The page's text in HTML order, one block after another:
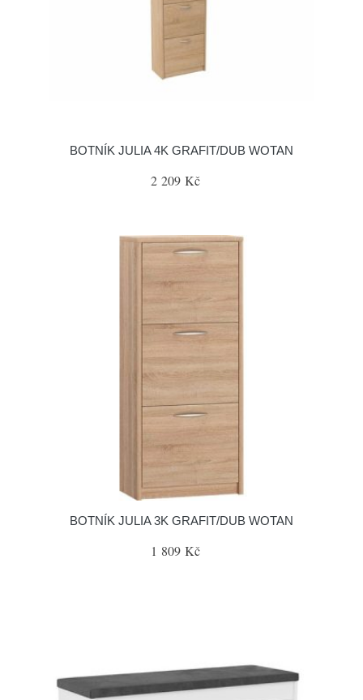
BOTNÍK JULIA 4K GRAFIT/DUB WOTAN
2 209 Kč
BOTNÍK JULIA 3K GRAFIT/DUB WOTAN
1 809 Kč